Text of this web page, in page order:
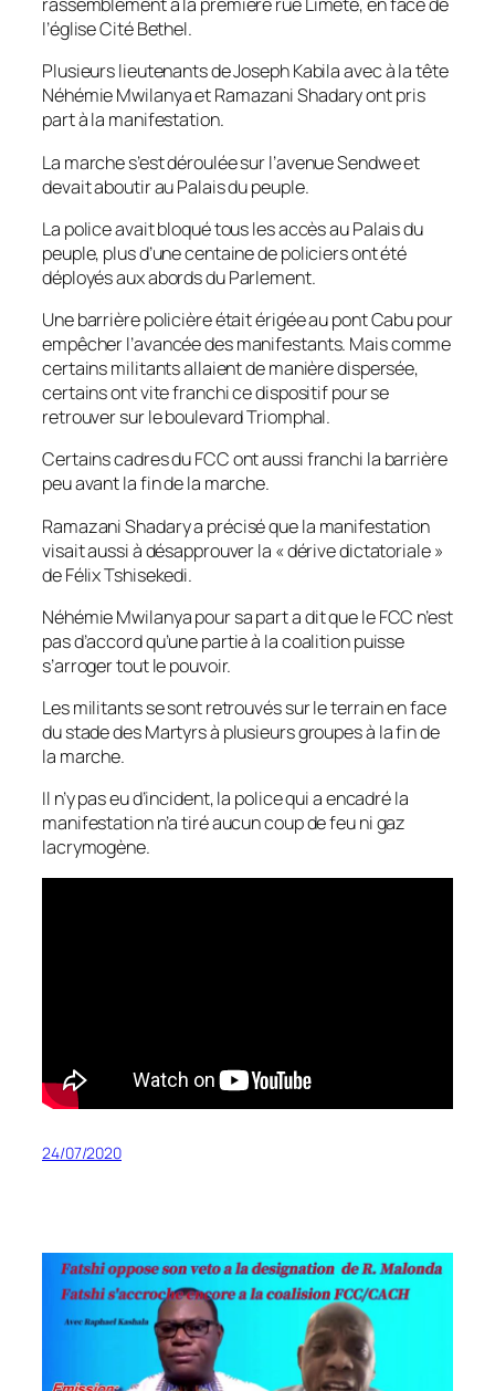
l’église Cité Bethel.
Plusieurs lieutenants de Joseph Kabila avec à la tête
Néhémie Mwilanya et Ramazani Shadary ont pris
part à la manifestation.
La marche s’est déroulée sur l’avenue Sendwe et
devait aboutir au Palais du peuple.
La police avait bloqué tous les accès au Palais du
peuple, plus d’une centaine de policiers ont été
déployés aux abords du Parlement.
Une barrière policière était érigée au pont Cabu pour
empêcher l’avancée des manifestants. Mais comme
certains militants allaient de manière dispersée,
certains ont vite franchi ce dispositif pour se
retrouver sur le boulevard Triomphal.
Certains cadres du FCC ont aussi franchi la barrière
peu avant la fin de la marche.
Ramazani Shadary a précisé que la manifestation
visait aussi à désapprouver la « dérive dictatoriale »
de Félix Tshisekedi.
Néhémie Mwilanya pour sa part a dit que le FCC n’est
pas d’accord qu’une partie à la coalition puisse
s’arroger tout le pouvoir.
Les militants se sont retrouvés sur le terrain en face
du stade des Martyrs à plusieurs groupes à la fin de
la marche.
Il n’y pas eu d’incident, la police qui a encadré la
manifestation n’a tiré aucun coup de feu ni gaz
lacrymogène.
24/07/2020